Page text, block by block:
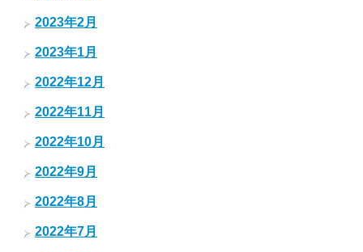
2023年2月
2023年1月
2022年12月
2022年11月
2022年10月
2022年9月
2022年8月
2022年7月